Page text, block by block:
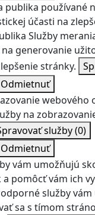
publika používané
účasti na
Služby
generovanie
stránky.
Odmietnuť
webového
na
služby(0)
Odmietnuť
vám umožňujú
pomôcť vám ich
služby
sa s tímom